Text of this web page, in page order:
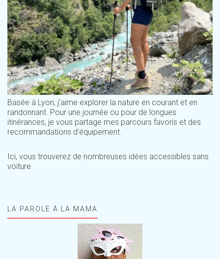
Basée à Lyon, j'aime explorer la nature en courant et en
randonnant. Pour une journée ou pour de longues
itinérances, je vous partage mes parcours favoris et des
recommandations d'équipement.
Ici, vous trouverez de nombreuses idées accessibles sans
voiture
LA PAROLE À LA MAMA